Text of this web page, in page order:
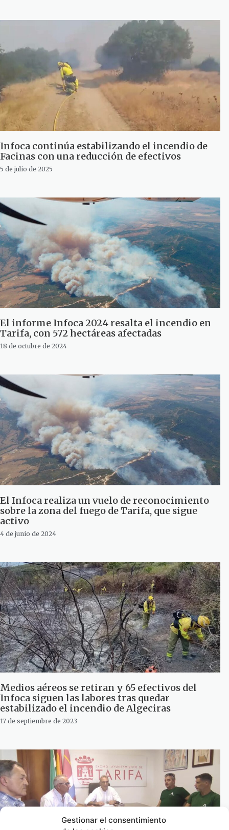
Gestionar el consentimiento
Infoca continúa estabilizando el incendio de
Facinas con una reducción de efectivos
5 de julio de 2025
El informe Infoca 2024 resalta el incendio en
Tarifa, con 572 hectáreas afectadas
18 de octubre de 2024
El Infoca realiza un vuelo de reconocimiento
sobre la zona del fuego de Tarifa, que sigue
activo
4 de junio de 2024
Medios aéreos se retiran y 65 efectivos del
Infoca siguen las labores tras quedar
estabilizado el incendio de Algeciras
17 de septiembre de 2023